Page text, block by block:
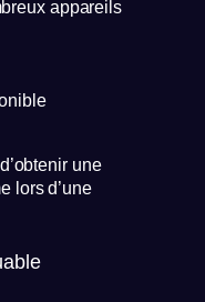
appareils
une
lors d’une